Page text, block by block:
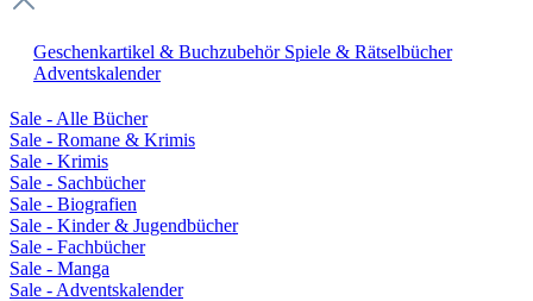
Geschenkartikel & Buchzubehör Spiele & Rätselbücher
Adventskalender
Sale - Alle Bücher
Sale - Romane & Krimis
Sale - Krimis
Sale - Sachbücher
Sale - Biografien
Sale - Kinder & Jugendbücher
Sale - Fachbücher
Sale - Manga
Sale - Adventskalender